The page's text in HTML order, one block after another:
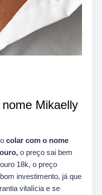
Mikaelly
colar com o nome
o preço sai bem
18k, o preço
investimento, já que
vitalícia e se